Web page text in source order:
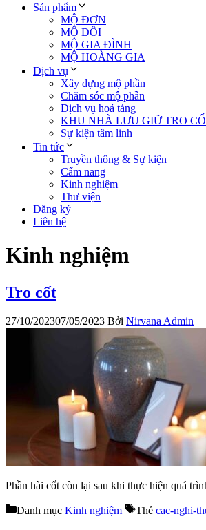
Sản phẩm
MỘ ĐƠN
MỘ ĐÔI
MỘ GIA ĐÌNH
MỘ HOÀNG GIA
Dịch vụ
Xây dựng mộ phần
Chăm sóc mộ phần
Dịch vụ hoả táng
KHU NHÀ LƯU GIỮ TRO
Sự kiện tâm linh
Tin tức
Truyền thông & Sự kiện
Cẩm nang
Kinh nghiệm
Thư viện
Đăng ký
Liên hệ
Kinh nghiệm
Tro cốt
27/10/202307/05/2023 Bởi Nirvana Admin
Phần hài cốt còn lại sau khi thực hiện quá
Danh mục Kinh nghiệm Thẻ cac-nghi-